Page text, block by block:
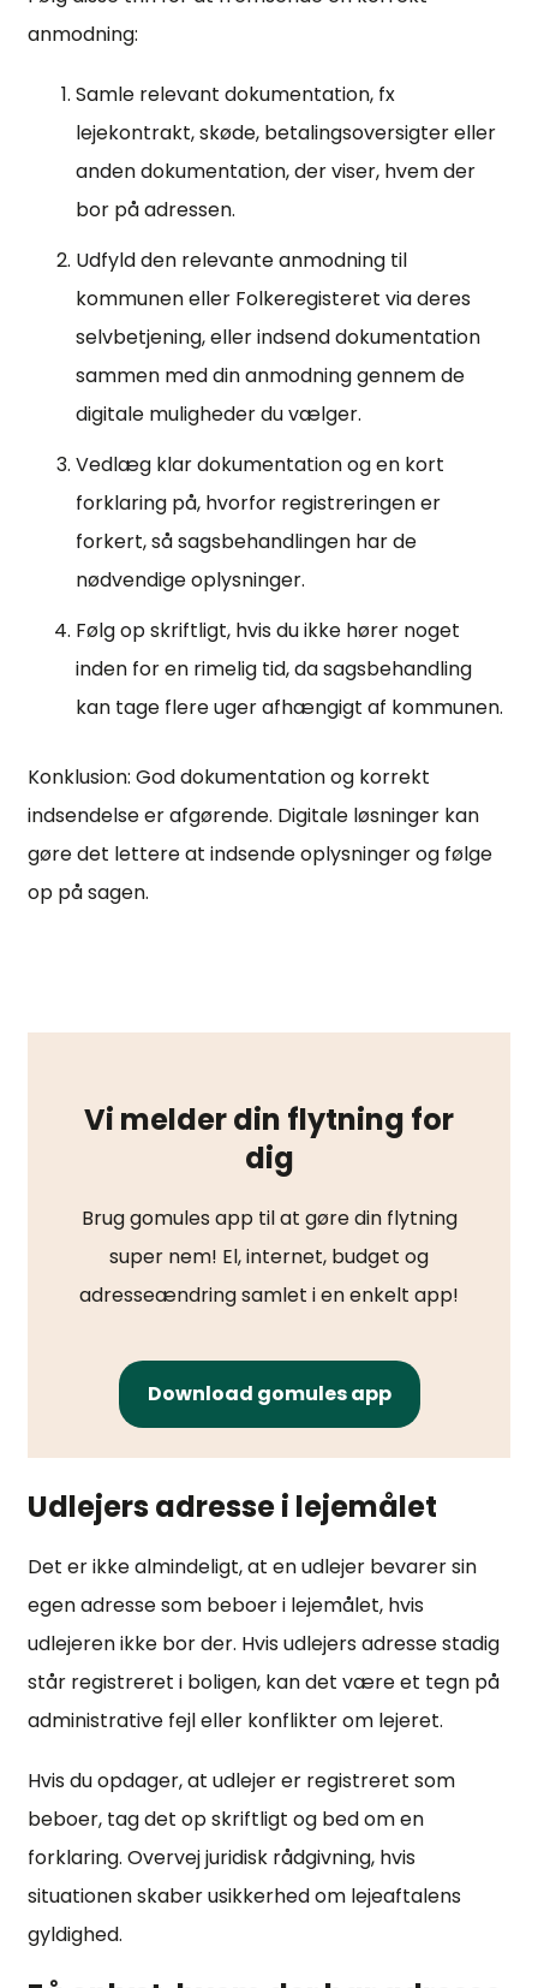
anmodning:
Samle relevant dokumentation, fx
lejekontrakt, skøde, betalingsoversigter eller
anden dokumentation, der viser, hvem der
bor på adressen.
Udfyld den relevante anmodning til
kommunen eller Folkeregisteret via deres
selvbetjening, eller indsend dokumentation
sammen med din anmodning gennem de
digitale muligheder du vælger.
Vedlæg klar dokumentation og en kort
forklaring på, hvorfor registreringen er
forkert, så sagsbehandlingen har de
nødvendige oplysninger.
Følg op skriftligt, hvis du ikke hører noget
inden for en rimelig tid, da sagsbehandling
kan tage flere uger afhængigt af kommunen.
Konklusion: God dokumentation og korrekt
indsendelse er afgørende. Digitale løsninger kan
gøre det lettere at indsende oplysninger og følge
op på sagen.
Vi melder din flytning for
dig
Brug gomules app til at gøre din flytning
super nem! El, internet, budget og
adresseændring samlet i en enkelt app!
Download gomules app
Udlejers adresse i lejemålet
Det er ikke almindeligt, at en udlejer bevarer sin
egen adresse som beboer i lejemålet, hvis
udlejeren ikke bor der. Hvis udlejers adresse stadig
står registreret i boligen, kan det være et tegn på
administrative fejl eller konflikter om lejeret.
Hvis du opdager, at udlejer er registreret som
beboer, tag det op skriftligt og bed om en
forklaring. Overvej juridisk rådgivning, hvis
situationen skaber usikkerhed om lejeaftalens
gyldighed.